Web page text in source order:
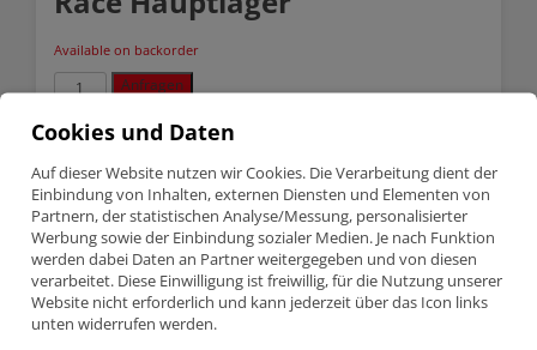
Available on backorder
Audi
/
1.8
16V-
20V
ACL
Race
Hauptlager
quantity
Anfragen
SKU:5M1644H-0.25
Categories:ACL Lager,Audi /VW,Lagerschalen
Description
Description
Cookies und Daten
Auf dieser Website nutzen wir Cookies. Die Verarbeitung dient der
Einbindung von Inhalten, externen Diensten und Elementen von
Partnern, der statistischen Analyse/Messung, personalisierter
Werbung sowie der Einbindung sozialer Medien. Je nach Funktion
werden dabei Daten an Partner weitergegeben und von diesen
verarbeitet. Diese Einwilligung ist freiwillig, für die Nutzung unserer
Website nicht erforderlich und kann jederzeit über das Icon links
unten widerrufen werden.